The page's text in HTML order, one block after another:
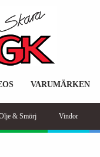
VARUMÄRKEN
& Smörj Vindor